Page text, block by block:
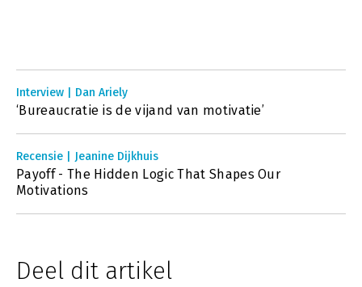
Interview | Dan Ariely
‘Bureaucratie is de vijand van motivatie’
Recensie | Jeanine Dijkhuis
Payoff - The Hidden Logic That Shapes Our
Motivations
Deel dit artikel